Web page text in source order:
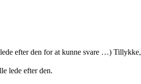
efter den for at kunne svare …)
lede efter den.